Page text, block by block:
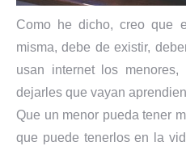
Como he dicho, creo que
misma, debe de existir,
usan internet los
dejarles que vayan
Que un menor pueda tener
que puede tenerlos en la